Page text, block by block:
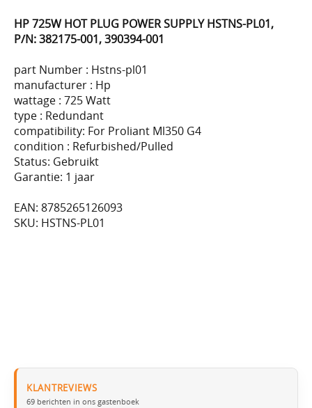
HP 725W HOT PLUG POWER SUPPLY HSTNS-PL01,
P/N: 382175-001, 390394-001
part Number : Hstns-pl01
manufacturer : Hp
wattage : 725 Watt
type : Redundant
compatibility: For Proliant Ml350 G4
condition : Refurbished/Pulled
Status: Gebruikt
Garantie: 1 jaar
EAN: 8785265126093
SKU: HSTNS-PL01
KLANTREVIEWS
69 berichten in ons gastenboek